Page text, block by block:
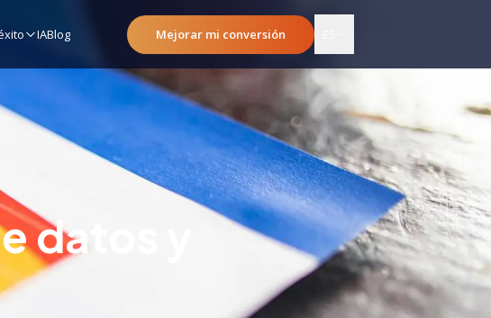
IABlog Mejorar mi conversión
datos y